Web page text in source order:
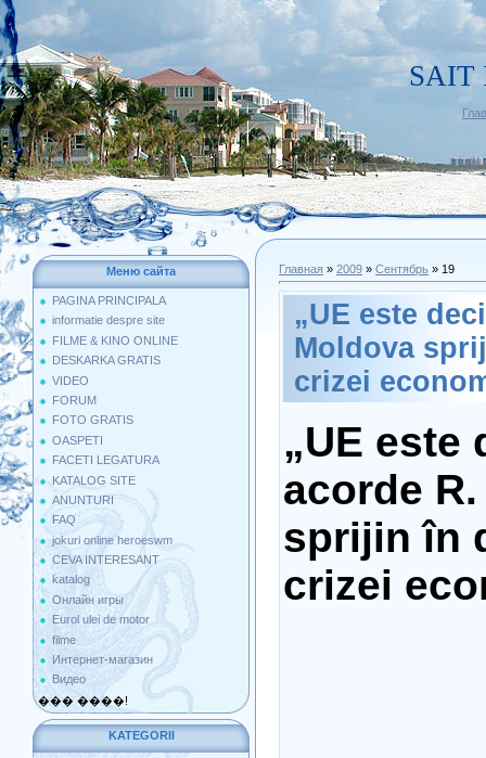
SAIT
Меню сайта
PAGINA PRINCIPALA
informatie despre site
FILME & KINO ONLINE
DESKARKA GRATIS
VIDEO
FORUM
FOTO GRATIS
OASPETI
FACETI LEGATURA
KATALOG SITE
ANUNTURI
FAQ
jokuri online heroeswm
CEVA INTERESANT
katalog
Онлайн игры
Eurol ulei de motor
filme
Интернет-магазин
Видео
��� ����!
KATEGORII
Главная » 2009 » Сентябрь » 19
„UE este
Moldova
crizei
„UE este
acorde
sprijin în
crizei